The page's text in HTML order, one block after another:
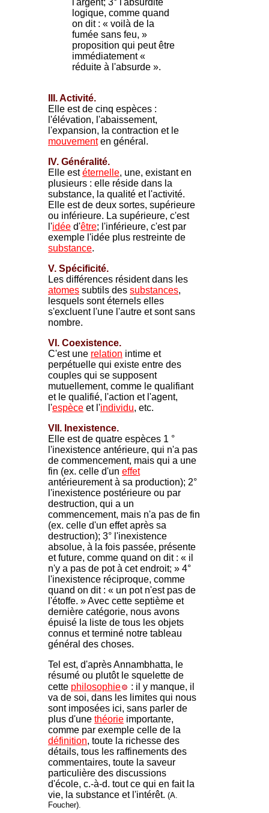
l'argent; 3° l'absurdité
logique, comme quand
on dit : « voilà de la
fumée sans feu, »
proposition qui peut être
immédiatement «
réduite à l'absurde ».
III. Activité.
Elle est de cinq espèces :
l'élévation, l'abaissement,
l'expansion, la contraction et le
mouvementen général.
IV. Généralité.
Elle estéternelle, une, existant en
plusieurs : elle réside dans la
substance, la qualité et l'activité.
Elle est de deux sortes, supérieure
ou inférieure. La supérieure, c'est
l'idée d'être; l'inférieure, c'est par
exemple l'idée plus restreinte de
substance.
V. Spécificité.
Les différences résident dans les
atomes subtils des substances,
lesquels sont éternels elles
s'excluent l'une l'autre et sont sans
nombre.
VI. Coexistence.
C'est une relation intime et
perpétuelle qui existe entre des
couples qui se supposent
mutuellement, comme le qualifiant
et le qualifié, l'action et l'agent,
l'espèce et l'individu, etc.
VII. Inexistence.
Elle est de quatre espèces 1 °
l'inexistence antérieure, qui n'a pas
de commencement, mais qui a une
fin (ex. celle d'un effet
antérieurement à sa production); 2°
l'inexistence postérieure ou par
destruction, qui a un
commencement, mais n'a pas de fin
(ex. celle d'un effet après sa
destruction); 3° l'inexistence
absolue, à la fois passée, présente
et future, comme quand on dit : « il
n'y a pas de pot à cet endroit; » 4°
l'inexistence réciproque, comme
quand on dit : « un pot n'est pas de
l'étoffe. » Avec cette septième et
dernière catégorie, nous avons
épuisé la liste de tous les objets
connus et terminé notre tableau
général des choses.
Tel est, d'après Annambhatta, le
résumé ou plutôt le squelette de
cette philosophie
: il y manque, il
va de soi, dans les limites qui nous
sont imposées ici, sans parler de
plus d'une théorie importante,
comme par exemple celle de la
définition, toute la richesse des
détails, tous les raffinements des
commentaires, toute la saveur
particulière des discussions
d'école, c.-à-d. tout ce qui en fait la
vie, la substance et l'intérêt. (A.
Foucher).